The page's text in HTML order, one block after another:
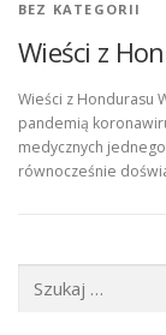
BEZ KATEGORII
Wieści z
Wieści z Hondurasu
pandemią
medycznych
równocześnie